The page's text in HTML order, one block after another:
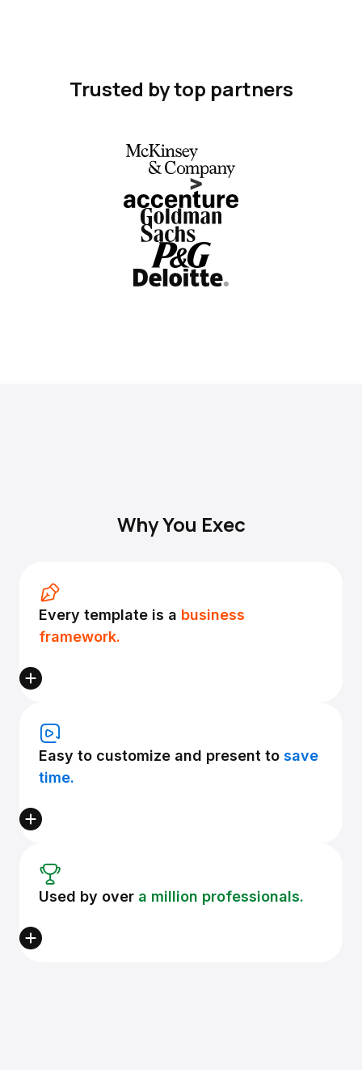
Trusted by top partners
Why You Exec
Every template is a business
framework.
Easy to customize and present to save
time.
Used by over a million professionals.